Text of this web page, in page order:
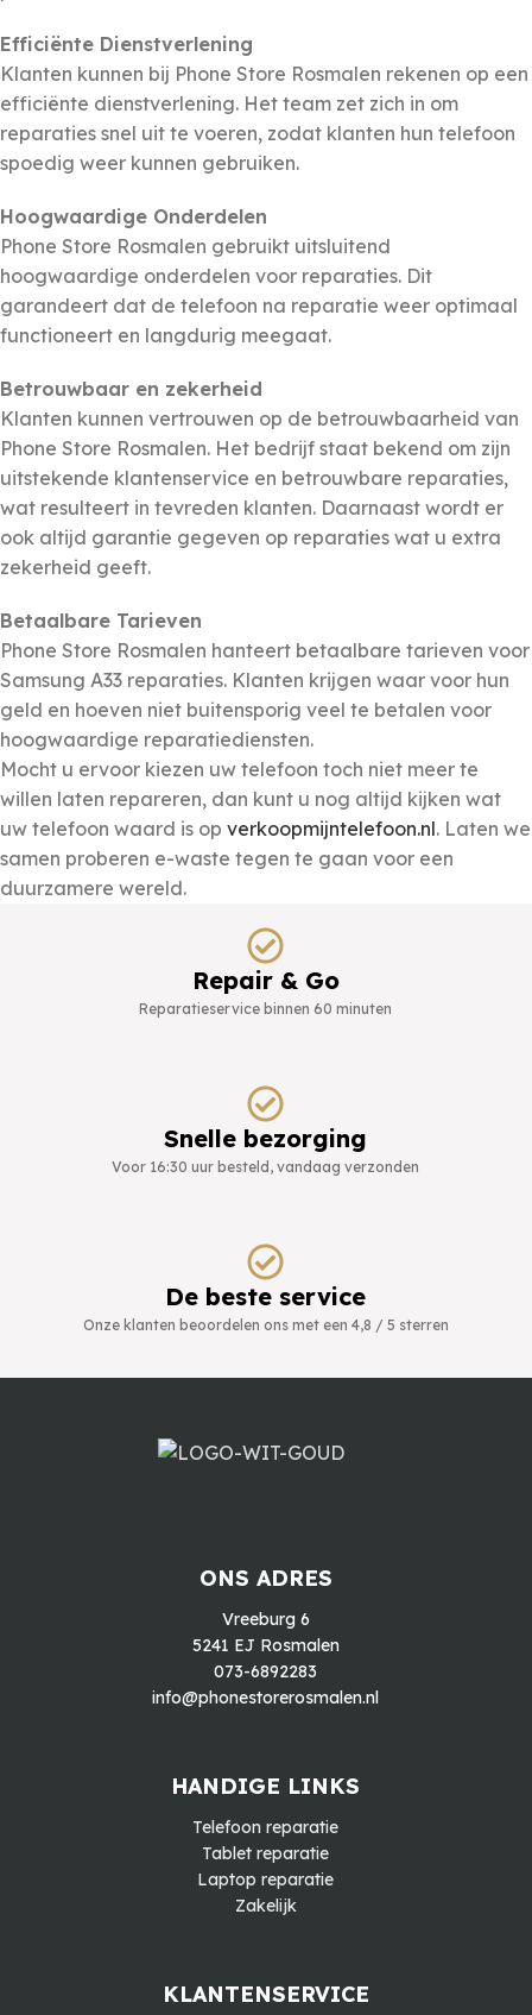
Efficiënte Dienstverlening
Klanten kunnen bij Phone Store Rosmalen rekenen op een
efficiënte dienstverlening. Het team zet zich in om
reparaties snel uit te voeren, zodat klanten hun telefoon
spoedig weer kunnen gebruiken.
Hoogwaardige Onderdelen
Phone Store Rosmalen gebruikt uitsluitend
hoogwaardige onderdelen voor reparaties. Dit
garandeert dat de telefoon na reparatie weer optimaal
functioneert en langdurig meegaat.
Betrouwbaar en zekerheid
Klanten kunnen vertrouwen op de betrouwbaarheid van
Phone Store Rosmalen. Het bedrijf staat bekend om zijn
uitstekende klantenservice en betrouwbare reparaties,
wat resulteert in tevreden klanten. Daarnaast wordt er
ook altijd garantie gegeven op reparaties wat u extra
zekerheid geeft.
Betaalbare Tarieven
Phone Store Rosmalen hanteert betaalbare tarieven voor
Samsung A33 reparaties. Klanten krijgen waar voor hun
geld en hoeven niet buitensporig veel te betalen voor
hoogwaardige reparatiediensten.
Mocht u ervoor kiezen uw telefoon toch niet meer te
willen laten repareren, dan kunt u nog altijd kijken wat
uw telefoon waard is op verkoopmijntelefoon.nl. Laten we
samen proberen e-waste tegen te gaan voor een
duurzamere wereld.
Repair & Go
Reparatieservice binnen 60 minuten
Snelle bezorging
Voor 16:30 uur besteld, vandaag verzonden
De beste service
Onze klanten beoordelen ons met een 4,8 / 5 sterren
ONS ADRES
Vreeburg 6
5241 EJ Rosmalen
073-6892283
info@phonestorerosmalen.nl
HANDIGE LINKS
Telefoon reparatie
Tablet reparatie
Laptop reparatie
Zakelijk
KLANTENSERVICE